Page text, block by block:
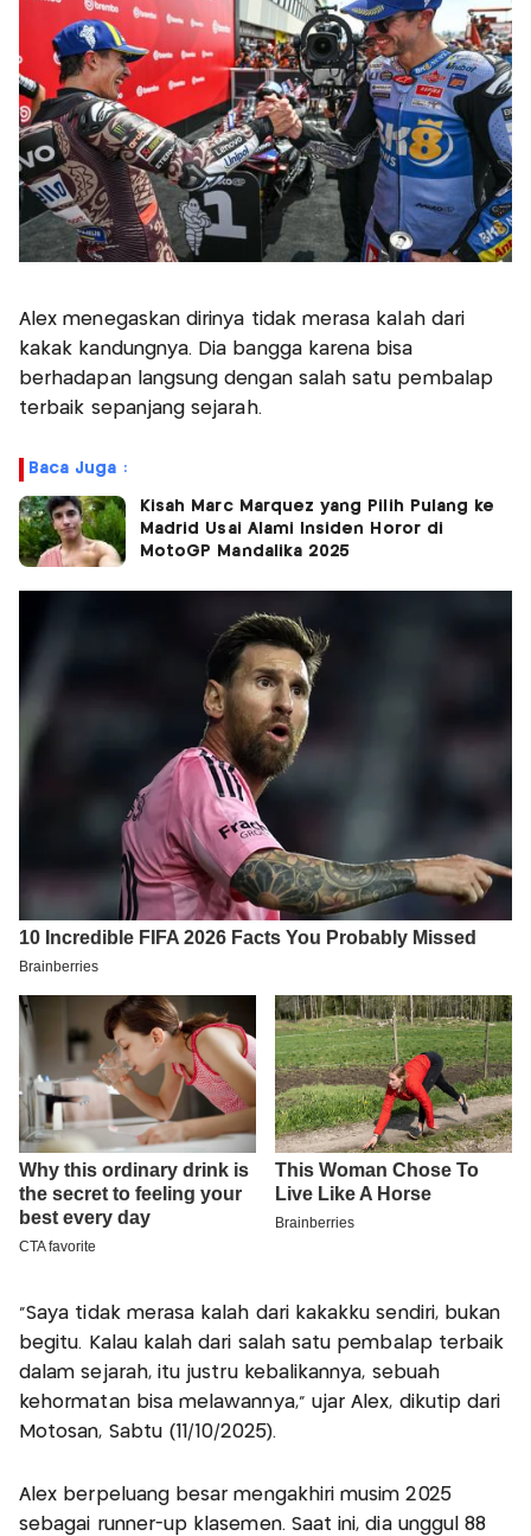
Alex menegaskan dirinya tidak merasa kalah dari
kakak kandungnya. Dia bangga karena bisa
berhadapan langsung dengan salah satu pembalap
terbaik sepanjang sejarah.
Baca Juga :
Kisah Marc Marquez yang Pilih Pulang ke
Madrid Usai Alami Insiden Horor di
MotoGP Mandalika 2025
“Saya tidak merasa kalah dari kakakku sendiri, bukan
begitu. Kalau kalah dari salah satu pembalap terbaik
dalam sejarah, itu justru kebalikannya, sebuah
kehormatan bisa melawannya,” ujar Alex, dikutip dari
Motosan, Sabtu (11/10/2025).
Alex berpeluang besar mengakhiri musim 2025
sebagai runner-up klasemen. Saat ini, dia unggul 88